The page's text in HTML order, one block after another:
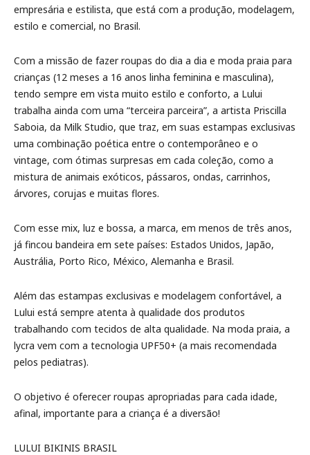
empresária e estilista, que está com a produção, modelagem,
estilo e comercial, no Brasil.
Com a missão de fazer roupas do dia a dia e moda praia para
crianças (12 meses a 16 anos linha feminina e masculina),
tendo sempre em vista muito estilo e conforto, a Lului
trabalha ainda com uma “terceira parceira”, a artista Priscilla
Saboia, da Milk Studio, que traz, em suas estampas exclusivas
uma combinação poética entre o contemporâneo e o
vintage, com ótimas surpresas em cada coleção, como a
mistura de animais exóticos, pássaros, ondas, carrinhos,
árvores, corujas e muitas flores.
Com esse mix, luz e bossa, a marca, em menos de três anos,
já fincou bandeira em sete países: Estados Unidos, Japão,
Austrália, Porto Rico, México, Alemanha e Brasil.
Além das estampas exclusivas e modelagem confortável, a
Lului está sempre atenta à qualidade dos produtos
trabalhando com tecidos de alta qualidade. Na moda praia, a
lycra vem com a tecnologia UPF50+ (a mais recomendada
pelos pediatras).
O objetivo é oferecer roupas apropriadas para cada idade,
afinal, importante para a criança é a diversão!
LULUI BIKINIS BRASIL